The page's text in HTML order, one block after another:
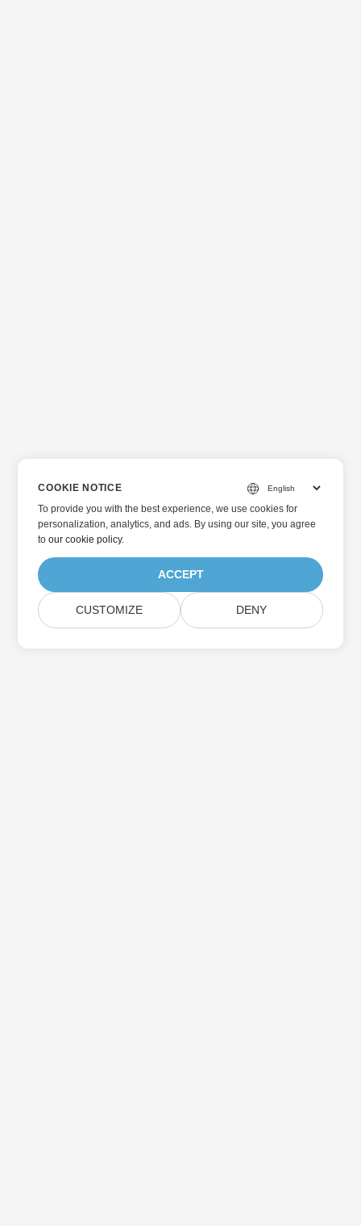
COOKIE NOTICE
To provide you with the best experience, we use cookies for
personalization, analytics, and ads. By using our site, you agree
toour cookie policy.
ACCEPT
CUSTOMIZE DENY